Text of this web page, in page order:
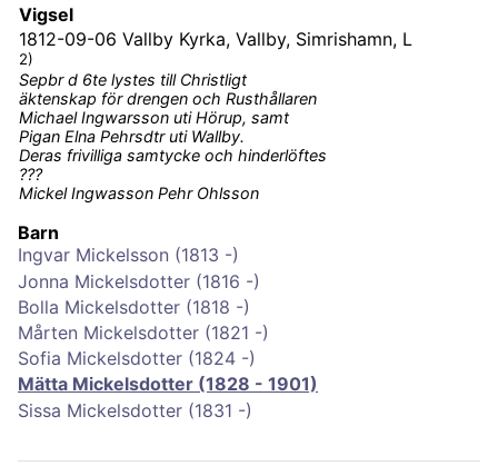
Vigsel
1812-09-06 Vallby Kyrka, Vallby, Simrishamn, L
2)
Sepbr d 6te lystes till Christligt
äktenskap för drengen och Rusthållaren
Michael Ingwarsson uti Hörup, samt
Pigan Elna Pehrsdtr uti Wallby.
Deras frivilliga samtycke och hinderlöftes
???
Mickel Ingwasson Pehr Ohlsson
Barn
Ingvar Mickelsson (1813 -)
Jonna Mickelsdotter (1816 -)
Bolla Mickelsdotter (1818 -)
Mårten Mickelsdotter (1821 -)
Sofia Mickelsdotter (1824 -)
Mätta Mickelsdotter (1828 - 1901)
Sissa Mickelsdotter (1831 -)